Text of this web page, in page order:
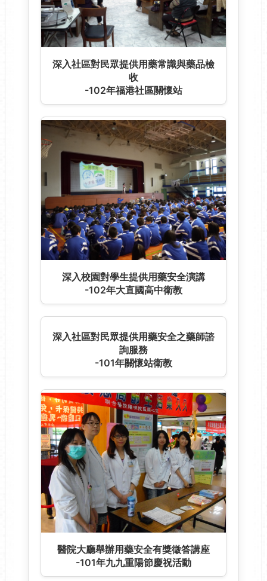
深入校園對學生提及毒品危害防治暨用
藥安全
-104年陽明國中
深入校園對學生提及毒品危害防治暨用
藥安全
-104年華岡藝校
醫院大廳舉辦用藥安全有獎徵答講座
-103年病人安全週
深入社區對民眾提供用藥安全
-103年忠誠里民活動中心